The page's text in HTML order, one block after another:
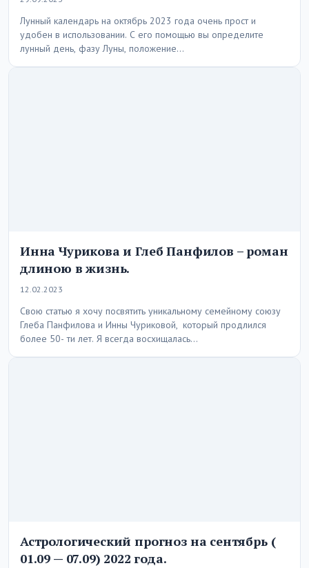
Лунный календарь на октябрь 2023 года очень прост и
удобен в использовании. С его помощью вы определите
лунный день, фазу Луны, положение…
Инна Чурикова и Глеб Панфилов – роман
длиною в жизнь.
12.02.2023
Свою статью я хочу посвятить уникальному семейному союзу
Глеба Панфилова и Инны Чуриковой, который продлился
более 50- ти лет. Я всегда восхищалась…
Астрологический прогноз на сентябрь (
01.09 — 07.09) 2022 года.